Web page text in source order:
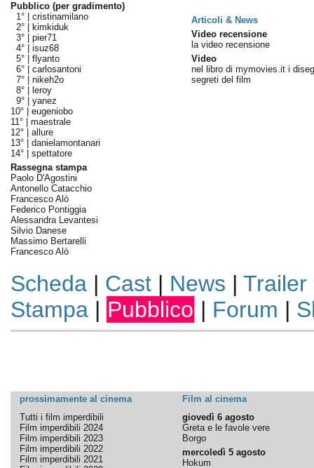
Pubblico (per gradimento)
1° | cristinamilano
2° |
kimkiduk
3° | pier71
4° | isuz68
5° | flyanto
6° | carlosantoni
7° | nikeh2o
8° |
leroy
9° | yanez
10° | eugeniobo
11° | maestrale
12° | allure
13° | danielamontanari
14° | spettatore
Rassegna stampa
Paolo D'Agostini
Antonello Catacchio
Francesco Alò
Federico Pontiggia
Alessandra Levantesi
Silvio Danese
Massimo Bertarelli
Francesco Alò
Articoli & News
Video recensione
la video recensione
Video
nel libro di mymovies.it i
segreti del film
Scheda| Cast| News | Trailer
Stampa| Pubblico | Forum |
prossimamente al cinema
Film al cinema
Tutti i film imperdibili
Film imperdibili 2024
Film imperdibili 2023
Film imperdibili 2022
Film imperdibili 2021
giovedì 6 agosto
Greta e le favole vere
Borgo
mercoledì 5 agosto
Hokum